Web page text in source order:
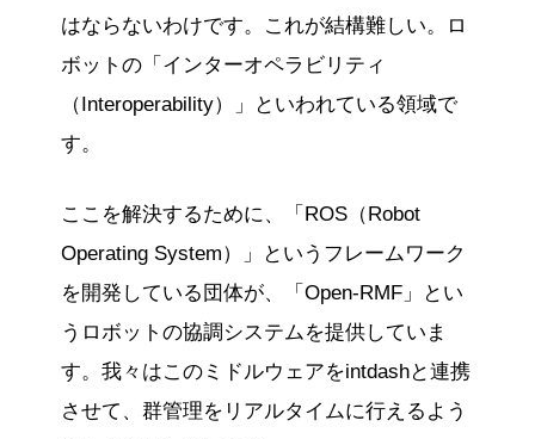
はならないわけです。これが結構難しい。ロ
ボットの「インターオペラビリティ
（Interoperability）」といわれている領域で
す。
ここを解決するために、「ROS（Robot
Operating System）」というフレームワーク
を開発している団体が、「Open-RMF」とい
うロボットの協調システムを提供していま
す。我々はこのミドルウェアをintdashと連携
させて、群管理をリアルタイムに行えるよう